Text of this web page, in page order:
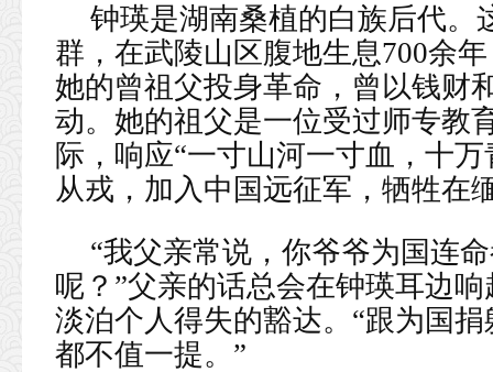
钟瑛是湖南桑植的白族后代。
群，在武陵山区腹地生息700余
她的曾祖父投身革命，曾以钱财
动。她的祖父是一位受过师专教
际，响应“一寸山河一寸血，十
从戎，加入中国远征军，牺牲在
“我父亲常说，你爷爷为国连
呢？”父亲的话总会在钟瑛耳边
淡泊个人得失的豁达。“跟为国
都不值一提。”